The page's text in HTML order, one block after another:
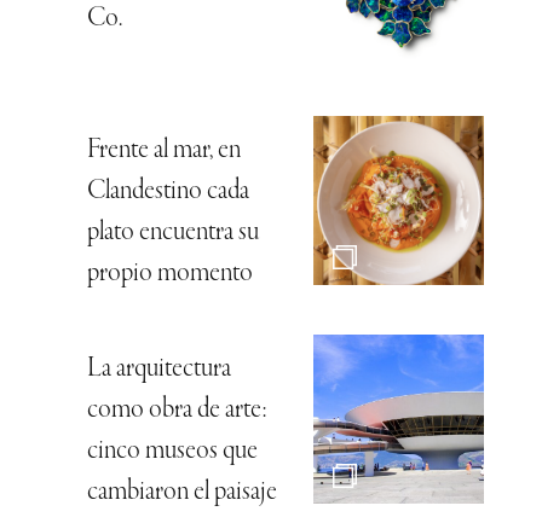
Co.
Frente al mar, en
Clandestino cada
plato encuentra su
propio momento
La arquitectura
como obra de arte:
cinco museos que
cambiaron el paisaje